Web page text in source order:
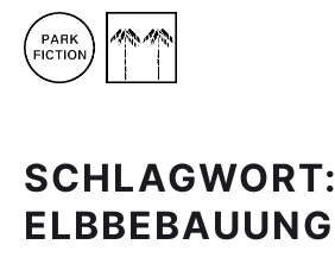
SCHLAGWORT:
ELBBEBAUUNG